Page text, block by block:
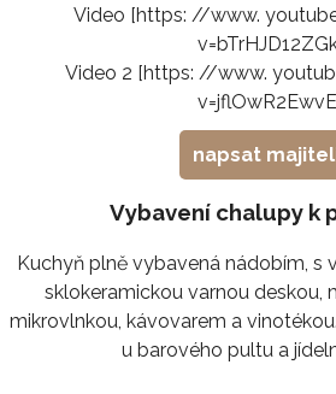
Video [https: //www.
Video 2 [https: //www.
napsat
Vybavení chalupy k
Kuchyň plně vybavená nádobím, s
sklokeramickou varnou deskou,
mikrovlnkou, kávovarem a
u barového pultu a